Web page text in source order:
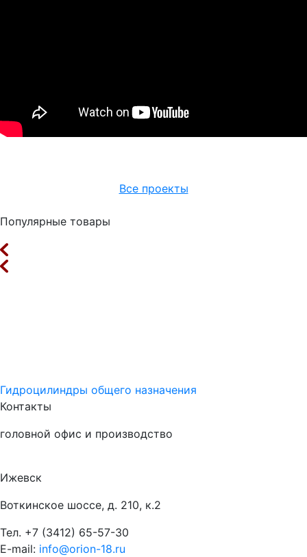
Все проекты
Популярные товары
Гидроцилиндры общего назначения
Контакты
головной офис и производство
Ижевск
Воткинское шоссе, д. 210, к.2
Тел. +7 (3412) 65-57-30
E-mail: info@orion-18.ru